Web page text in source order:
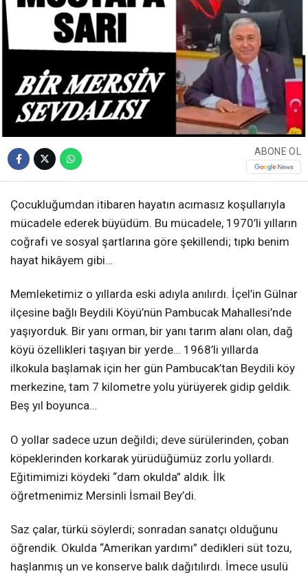
ABONE OL
Çocukluğumdan itibaren hayatın acımasız koşullarıyla
mücadele ederek büyüdüm. Bu mücadele, 1970’li yılların
coğrafi ve sosyal şartlarına göre şekillendi; tıpkı benim
hayat hikâyem gibi…
Memleketimiz o yıllarda eski adıyla anılırdı. İçel’in Gülnar
ilçesine bağlı Beydili Köyü’nün Pambucak Mahallesi’nde
yaşıyorduk. Bir yanı orman, bir yanı tarım alanı olan, dağ
köyü özellikleri taşıyan bir yerde… 1968’li yıllarda
ilkokula başlamak için her gün Pambucak’tan Beydili köy
merkezine, tam 7 kilometre yolu yürüyerek gidip geldik.
Beş yıl boyunca…
O yollar sadece uzun değildi; deve sürülerinden, çoban
köpeklerinden korkarak yürüdüğümüz zorlu yollardı.
Eğitimimizi köydeki “dam okulda” aldık. İlk
öğretmenimiz Mersinli İsmail Bey’di.
Saz çalar, türkü söylerdi; sonradan sanatçı olduğunu
öğrendik. Okulda “Amerikan yardımı” dedikleri süt tozu,
haşlanmış un ve konserve balık dağıtılırdı. İmece usulü